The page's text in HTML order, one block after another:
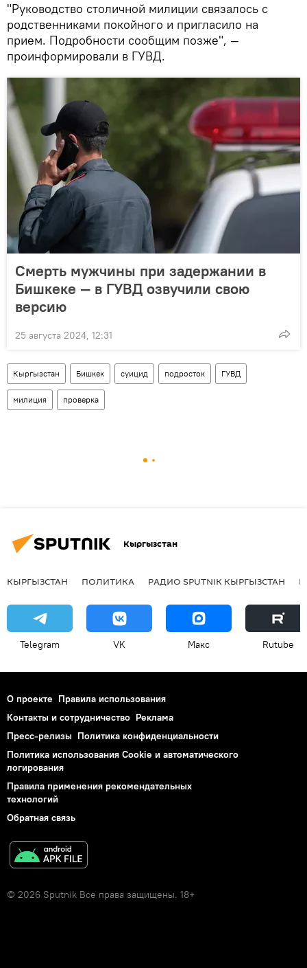
"Руководство столичной милиции связалось с
родственниками покойного и пригласило на
прием. Подробности сообщим позже", —
проинформировали в ГУВД.
Смерть мужчины при задержании в
Бишкеке — в ГУВД озвучили свою
версию
25 августа 2024, 12:31
Кыргызстан Бишкек суицид подросток ГУВД
милиция проверка
Кыргызстан
КЫРГЫЗСТАН ПОЛИТИКА РАДИО SPUTNIK КЫРГЫЗСТАН
Telegram VK Макс Rutube
О проекте Правила использования
Контакты и сотрудничество Реклама
Пресс-релизы Политика конфиденциальности
Политика использования Cookie и автоматического
логирования
Правила применения рекомендательных
технологий
Обратная связь
© 2026 Sputnik Все права защищены. 18+